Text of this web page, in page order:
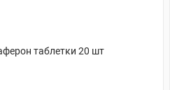
таблетки 20 шт